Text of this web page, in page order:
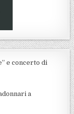
e concerto di
a